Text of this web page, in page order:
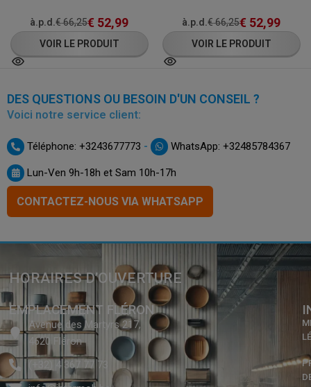
à.p.d.€66,25€ 52,99
VOIR LE PRODUIT
à.p.d.€66,25€ 52,99
VOIR LE PRODUIT
DES QUESTIONS OU BESOIN D'UN CONSEIL ?
Voici notre service client:
Téléphone: +3243677773 - WhatsApp: +32485784367
Lun-Ven 9h-18h et Sam 10h-17h
CONTACTEZ-NOUS VIA WHATSAPP
HORAIRES D’OUVERTURE
EMPLACEMENT FLÉRON
Avenue des Martyrs 217,
4620 Fléron
(+32) 4 367 77 73